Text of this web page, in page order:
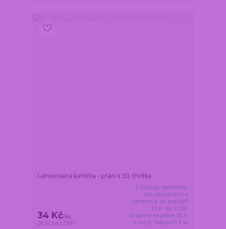
Laminovaná kartička - přání k 30, třicítka
34 Kč/ks
28 Kč bez DPH
Z důvodu dovolené,
vše objednané a
uhrazené do pondělí
17.8. do 11:00,
dodáme nejdříve 18.8.
v úterý. Skladem 3 ks